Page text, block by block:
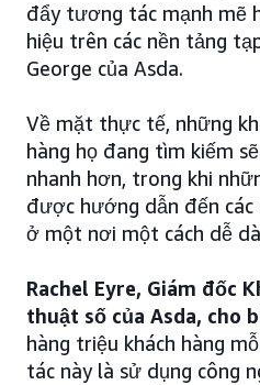
đẩy tương tác mạnh mẽ
hiệu trên các nền tảng
George của Asda.
Về mặt thực tế, những
hàng họ đang tìm kiếm
nhanh hơn, trong khi
được hướng dẫn đến các
ở một nơi một cách dễ
Rachel Eyre, Giám đốc
thuật số của Asda, cho
hàng triệu khách hàng
tác này là sử dụng công